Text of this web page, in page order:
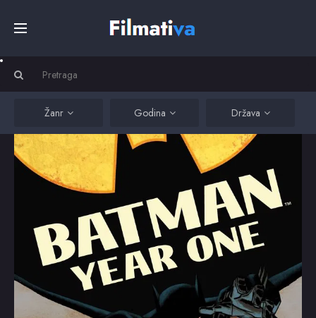
Filmovi
Serije
Kino
Top
Žanr Godina Država